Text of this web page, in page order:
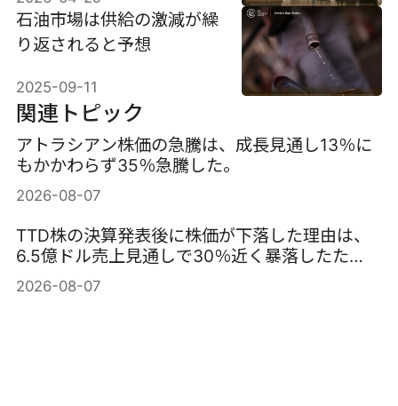
石油市場は供給の激減が繰
り返されると予想
2025-09-11
関連トピック
アトラシアン株価の急騰は、成長見通し13％に
もかかわらず35％急騰した。
2026-08-07
TTD株の決算発表後に株価が下落した理由は、
6.5億ドル売上見通しで30％近く暴落したた
め。
2026-08-07